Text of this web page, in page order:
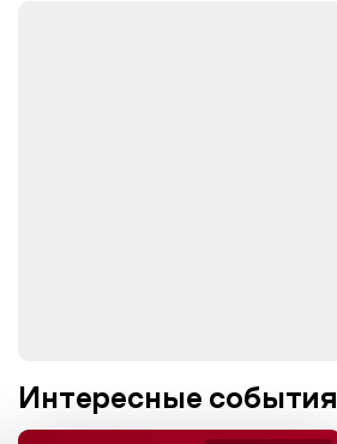
Интересные события